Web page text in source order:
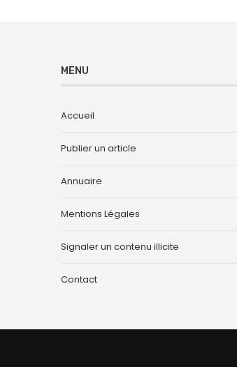
MENU
Accueil
Publier un article
Annuaire
Mentions Légales
Signaler un contenu illicite
Contact